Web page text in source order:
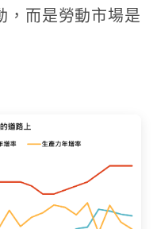
，而是勞動市場是